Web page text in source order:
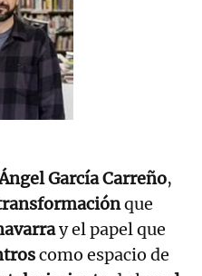
García Carreño,
que
y el papel que
como espacio de